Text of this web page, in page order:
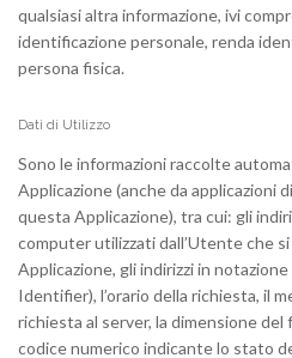
qualsiasi altra informazione, ivi
identificazione personale, renda
persona fisica.
Dati di Utilizzo
Sono le informazioni raccolte
Applicazione (anche da applicazioni
questa Applicazione), tra cui: gli
computer utilizzati dall’Utente che
Applicazione, gli indirizzi in
Identifier), l’orario della richiesta, il
richiesta al server, la dimensione
codice numerico indicante lo stato